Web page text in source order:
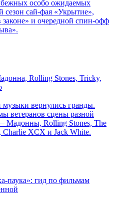
особо ожидаемых
сезон сай-фая «Укрытие»,
и очередной спин-офф
Rolling Stones, Tricky,
вернулись гранды.
ветеранов сцены разной
Мадонны, Rolling Stones, The
Charlie XCX и Jack White.
паука»: гид по фильмам